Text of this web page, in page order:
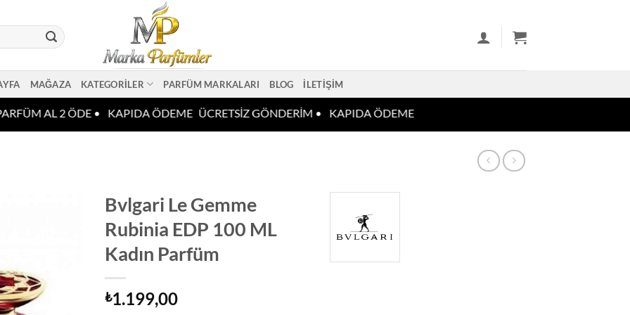
MAĞAZA KATEGORILER PARFÜM MARKALARI BLOG İLETIŞIM
AL 2 ÖDE • KAPIDA ÖDEME ÜCRETSİZ GÖNDERİM • KAPIDA ÖDEME
Bvlgari Le Gemme
Rubinia EDP 100 ML
Kadın Parfüm
₺1.199,00